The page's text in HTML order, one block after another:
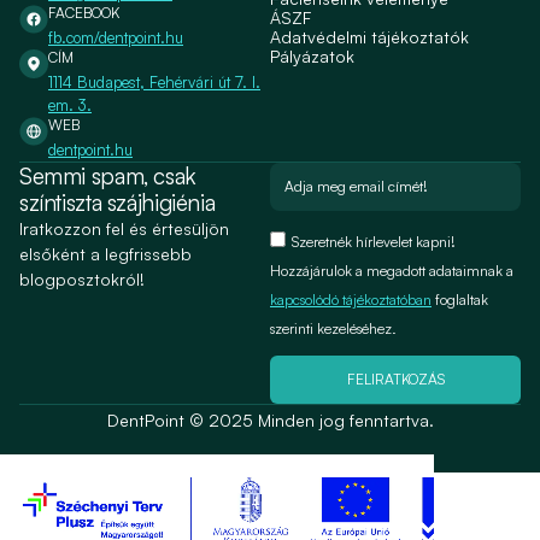
FACEBOOK
fb.com/dentpoint.hu
CÍM
1114 Budapest, Fehérvári út 7. I.
em. 3.
WEB
dentpoint.hu
ÁSZF
Adatvédelmi tájékoztatók
Pályázatok
Semmi spam, csak
színtiszta szájhigiénia
Iratkozzon fel és értesüljön
elsőként a legfrissebb
blogposztokról!
Szeretnék hírlevelet kapni!
Hozzájárulok a megadott adataimnak a
kapcsolódó tájékoztatóban foglaltak
szerinti kezeléséhez.
FELIRATKOZÁS
DentPoint © 2025 Minden jog fenntartva.